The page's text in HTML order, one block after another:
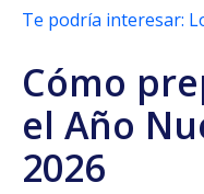
Te podría interesar:
Cómo
el Año
2026